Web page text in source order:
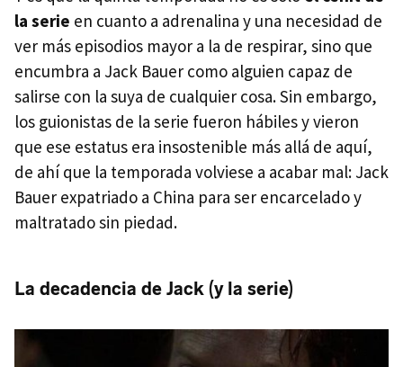
la serie en cuanto a adrenalina y una necesidad de
ver más episodios mayor a la de respirar, sino que
encumbra a Jack Bauer como alguien capaz de
salirse con la suya de cualquier cosa. Sin embargo,
los guionistas de la serie fueron hábiles y vieron
que ese estatus era insostenible más allá de aquí,
de ahí que la temporada volviese a acabar mal: Jack
Bauer expatriado a China para ser encarcelado y
maltratado sin piedad.
La decadencia de Jack (y la serie)